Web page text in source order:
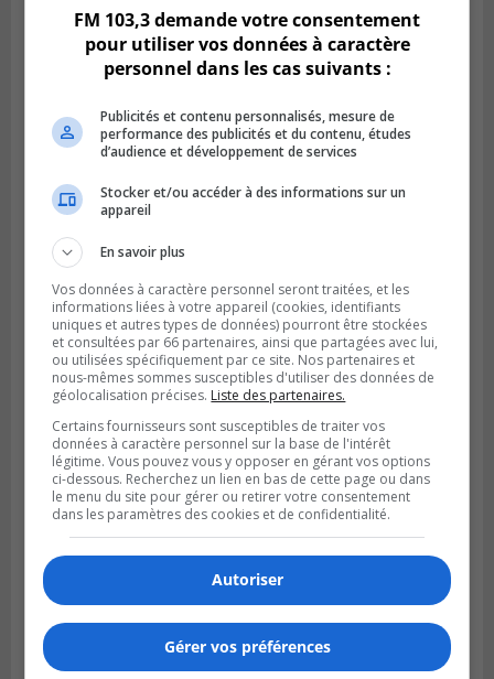
SAINT-HUBERT
Publié le 14 juillet 2026 à 04h58
L’ÉNA de Saint-Hubert pourrait vivre une
forte croissance
Publié le 13 juillet 2026 à 10h43
Boucherville et le CSSP discutent d’une
Planification scolaire
FM 103,3 demande votre consentement
pour utiliser vos données à caractère
personnel dans les cas suivants :
Publicités et contenu personnalisés, mesure de
performance des publicités et du contenu, études
d’audience et développement de services
Stocker et/ou accéder à des informations sur un
appareil
En savoir plus
Vos données à caractère personnel seront traitées, et les
informations liées à votre appareil (cookies, identifiants
uniques et autres types de données) pourront être stockées
et consultées par 66 partenaires, ainsi que partagées avec lui,
ou utilisées spécifiquement par ce site. Nos partenaires et
nous-mêmes sommes susceptibles d'utiliser des données de
géolocalisation précises. Liste des partenaires.
Certains fournisseurs sont susceptibles de traiter vos
données à caractère personnel sur la base de l'intérêt
légitime. Vous pouvez vous y opposer en gérant vos options
ci-dessous. Recherchez un lien en bas de cette page ou dans
le menu du site pour gérer ou retirer votre consentement
dans les paramètres des cookies et de confidentialité.
Autoriser
Gérer vos préférences